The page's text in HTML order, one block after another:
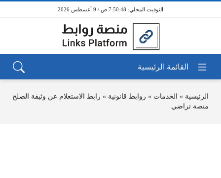
7:50:48 ص / 9 أغسطس 2026
الرئيسية » الخدمات » روابط قانونية » رابط الاستعلام عن وثيقة الصلح
منصة تراضي